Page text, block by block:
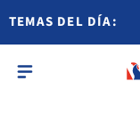
TEMAS DEL DÍA: